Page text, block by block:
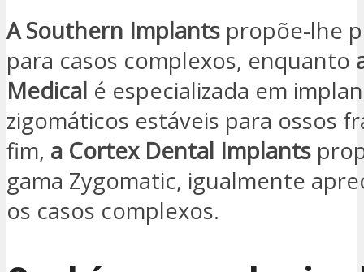
A Southern Implants propõe-lhe
para casos complexos, enquanto
Medical é especializada em
zigomáticos estáveis para ossos
fim, a Cortex Dental Implants
gama Zygomatic, igualmente
os casos complexos.